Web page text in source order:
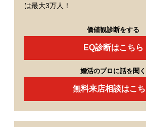
は最大3万人！
価値観診断をする
EQ診断はこちら
婚活のプロに話を聞く
無料来店相談はこち